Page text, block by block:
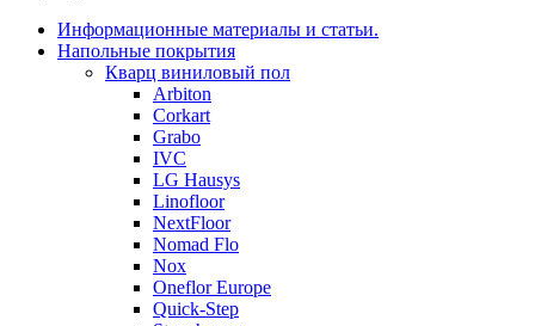
Информационные материалы и статьи.
Напольные покрытия
Кварц виниловый пол
Arbiton
Corkart
Grabo
IVC
LG Hausys
Linofloor
NextFloor
Nomad Flo
Nox
Oneflor Europe
Quick-Step